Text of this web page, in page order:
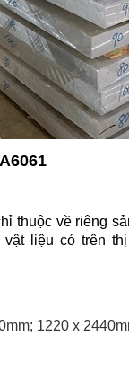
thuộc về riêng
liệu có trên
1220 x